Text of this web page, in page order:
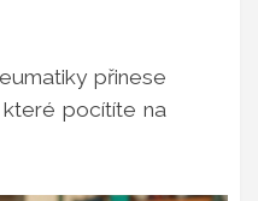
přinese
pocítíte na